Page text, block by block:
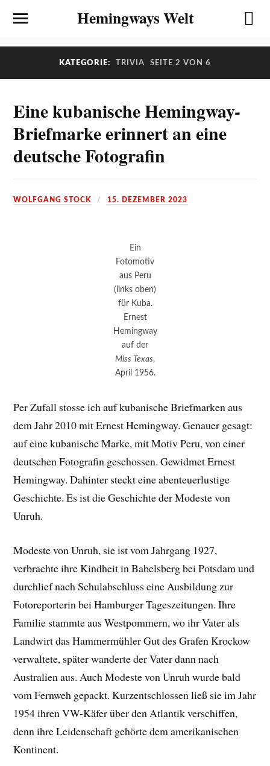
Hemingways Welt
KATEGORIE: TRIVIA SEITE 2 VON 6
Eine kubanische Hemingway-
Briefmarke erinnert an eine
deutsche Fotografin
WOLFGANG STOCK 15. DEZEMBER 2023
Ein
Fotomotiv
aus Peru
(links oben)
für Kuba.
Ernest
Hemingway
auf der
Miss Texas,
April 1956.
Per Zufall stosse ich auf kubanische Briefmarken aus
dem Jahr 2010 mit Ernest Hemingway. Genauer gesagt:
auf eine kubanische Marke, mit Motiv Peru, von einer
deutschen Fotografin geschossen. Gewidmet Ernest
Hemingway. Dahinter steckt eine abenteuerlustige
Geschichte. Es ist die Geschichte der Modeste von
Unruh.
Modeste von Unruh, sie ist vom Jahrgang 1927,
verbrachte ihre Kindheit in Babelsberg bei Potsdam und
durchlief nach Schulabschluss eine Ausbildung zur
Fotoreporterin bei Hamburger Tageszeitungen. Ihre
Familie stammte aus Westpommern, wo ihr Vater als
Landwirt das Hammermühler Gut des Grafen Krockow
verwaltete, später wanderte der Vater dann nach
Australien aus. Auch Modeste von Unruh wurde bald
vom Fernweh gepackt. Kurzentschlossen ließ sie im Jahr
1954 ihren VW-Käfer über den Atlantik verschiffen,
denn ihre Leidenschaft gehörte dem amerikanischen
Kontinent.